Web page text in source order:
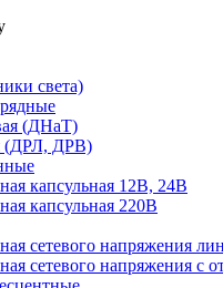
света)
(ДНаТ)
(ДРЛ, ДРВ)
капсульная 12В, 24В
капсульная 220В
сетевого напряжения
сетевого напряжения с